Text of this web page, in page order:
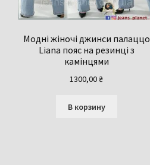
Модні жіночі джинси палаццо
Liana пояс на резинці з
камінцями
1300,00₴
В корзину